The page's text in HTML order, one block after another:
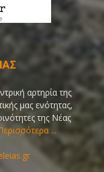
αρτηρία της
μας ενότητας,
της Νέας
...